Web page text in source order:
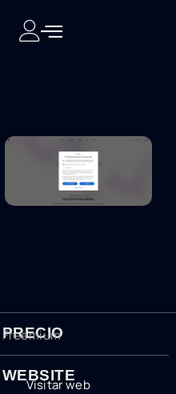
PRECIO
Freemium
WEBSITE
Visitar web